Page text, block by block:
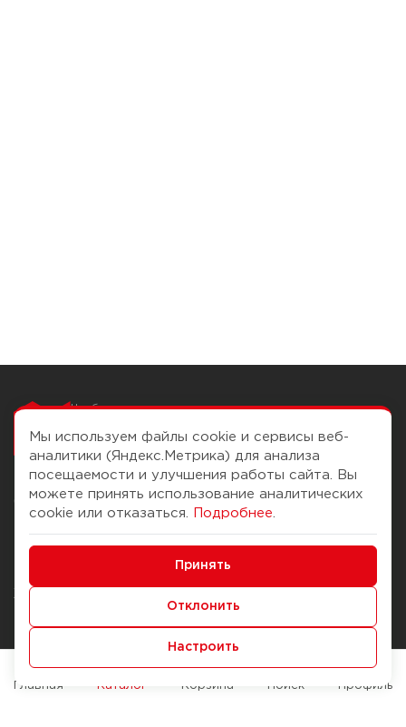
Чтобы вам легко
О компании
История Компании
Журнал
Наши марки
Брендирование
Помощь
Доставка и оплата
Способы оплаты
Служба контроля качества
Мы используем файлы cookie и сервисы веб-
аналитики (Яндекс.Метрика) для анализа
посещаемости и улучшения работы сайта. Вы
можете принять использование аналитических
cookie или отказаться.
Подробнее
Принять
Отклонить
Настроить
Главная Каталог Корзина Поиск Профиль